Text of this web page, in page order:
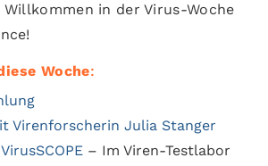
Willkommen in der Virus-Woche
Woche:
Virenforscherin Julia Stanger
VirusSCOPE – Im Viren-Testlabor